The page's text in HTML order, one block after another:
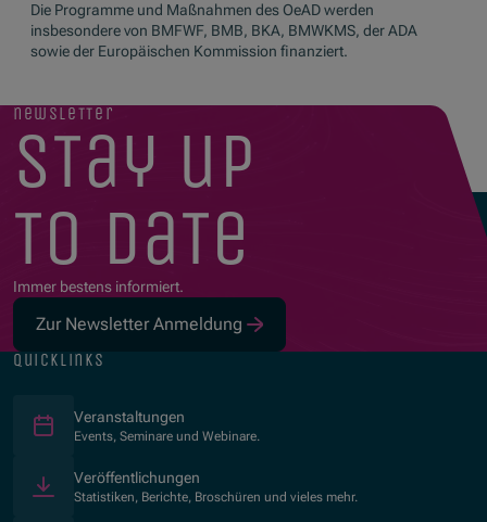
Die Programme und Maßnahmen des OeAD werden
insbesondere von BMFWF, BMB, BKA, BMWKMS, der ADA
sowie der Europäischen Kommission finanziert.
newsletter
stay up
to date
Immer bestens informiert.
Zur Newsletter Anmeldung
quicklinks
Veranstaltungen
Events, Seminare und Webinare.
Veröffentlichungen
Statistiken, Berichte, Broschüren und vieles mehr.